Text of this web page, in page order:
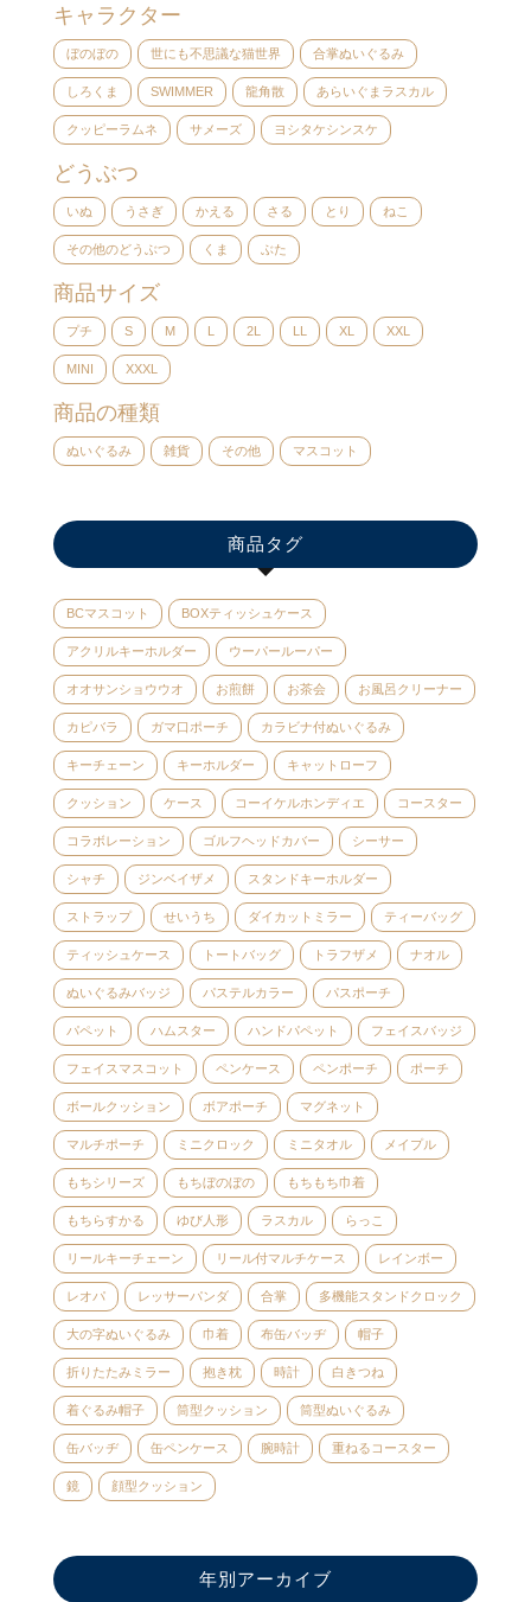
キャラクター
ぼのぼの 世にも不思議な猫世界 合掌ぬいぐるみ
しろくま SWIMMER 龍角散 あらいぐまラスカル
クッピーラムネ サメーズ ヨシタケシンスケ
どうぶつ
いぬ うさぎ かえる さる とり ねこ
その他のどうぶつ くま ぶた
商品サイズ
プチ S M 2L XL XXL
MINI XXXL
商品の種類
ぬいぐるみ 雑貨 その他 マスコット
商品タグ
BCマスコット BOXティッシュケース
アクリルキーホルダー ウーパールーパー
オオサンショウウオ お煎餅 お茶会 お風呂クリーナー
カピバラ ガマ口ポーチ カラビナ付ぬいぐるみ
キーチェーン キーホルダー キャットローフ
クッション ケース コーイケルホンディエ コースター
コラボレーション ゴルフヘッドカバー シーサー
シャチ ジンベイザメ スタンドキーホルダー
ストラップ せいうち ダイカットミラー ティーバッグ
ティッシュケース トートバッグ トラフザメ ナオル
ぬいぐるみバッジ パステルカラー パスポーチ
パペット ハムスター ハンドパペット フェイスバッジ
フェイスマスコット ペンケース ペンポーチ ポーチ
ボールクッション ボアポーチ マグネット
マルチポーチ ミニクロック ミニタオル メイプル
もちシリーズ もちぼのぼの もちもち巾着
もちらすかる ゆび人形 ラスカル らっこ
リールキーチェーン リール付マルチケース レインボー
レオパ レッサーパンダ 合掌 多機能スタンドクロック
大の字ぬいぐるみ 巾着 布缶バッヂ 帽子
折りたたみミラー 抱き枕 時計 白きつね
着ぐるみ帽子 筒型クッション 筒型ぬいぐるみ
缶バッヂ 缶ペンケース 腕時計 重ねるコースター
鏡 顔型クッション
年別アーカイブ